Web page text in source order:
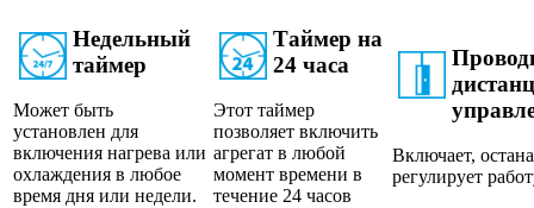
Недельный
таймер
Может быть
установлен для
включения нагрева или
охлаждения в любое
время дня или недели.
Таймер на
24 часа
Этот таймер
позволяет включить
агрегат в любой
момент времени в
течение 24 часов
Включает,
регулирует